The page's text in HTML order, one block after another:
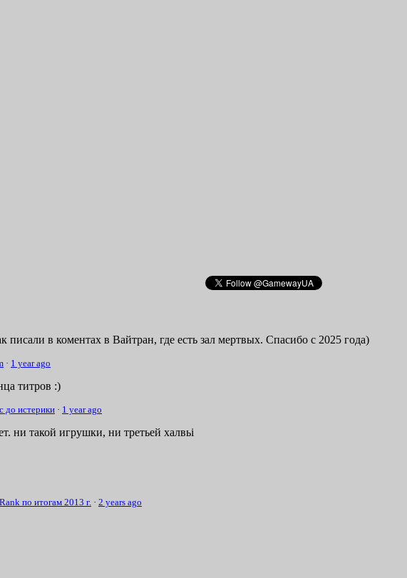
писали в коментах в Вайтран, где есть зал мертвых. Спасибо с 2025 года)
· 1 year ago
титров :)
до истерики · 1 year ago
ни такой игрушки, ни третьей халвьі
по итогам 2013 г. · 2 years ago